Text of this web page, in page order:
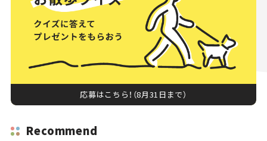
応募はこちら！（8月31日まで）
Recommend